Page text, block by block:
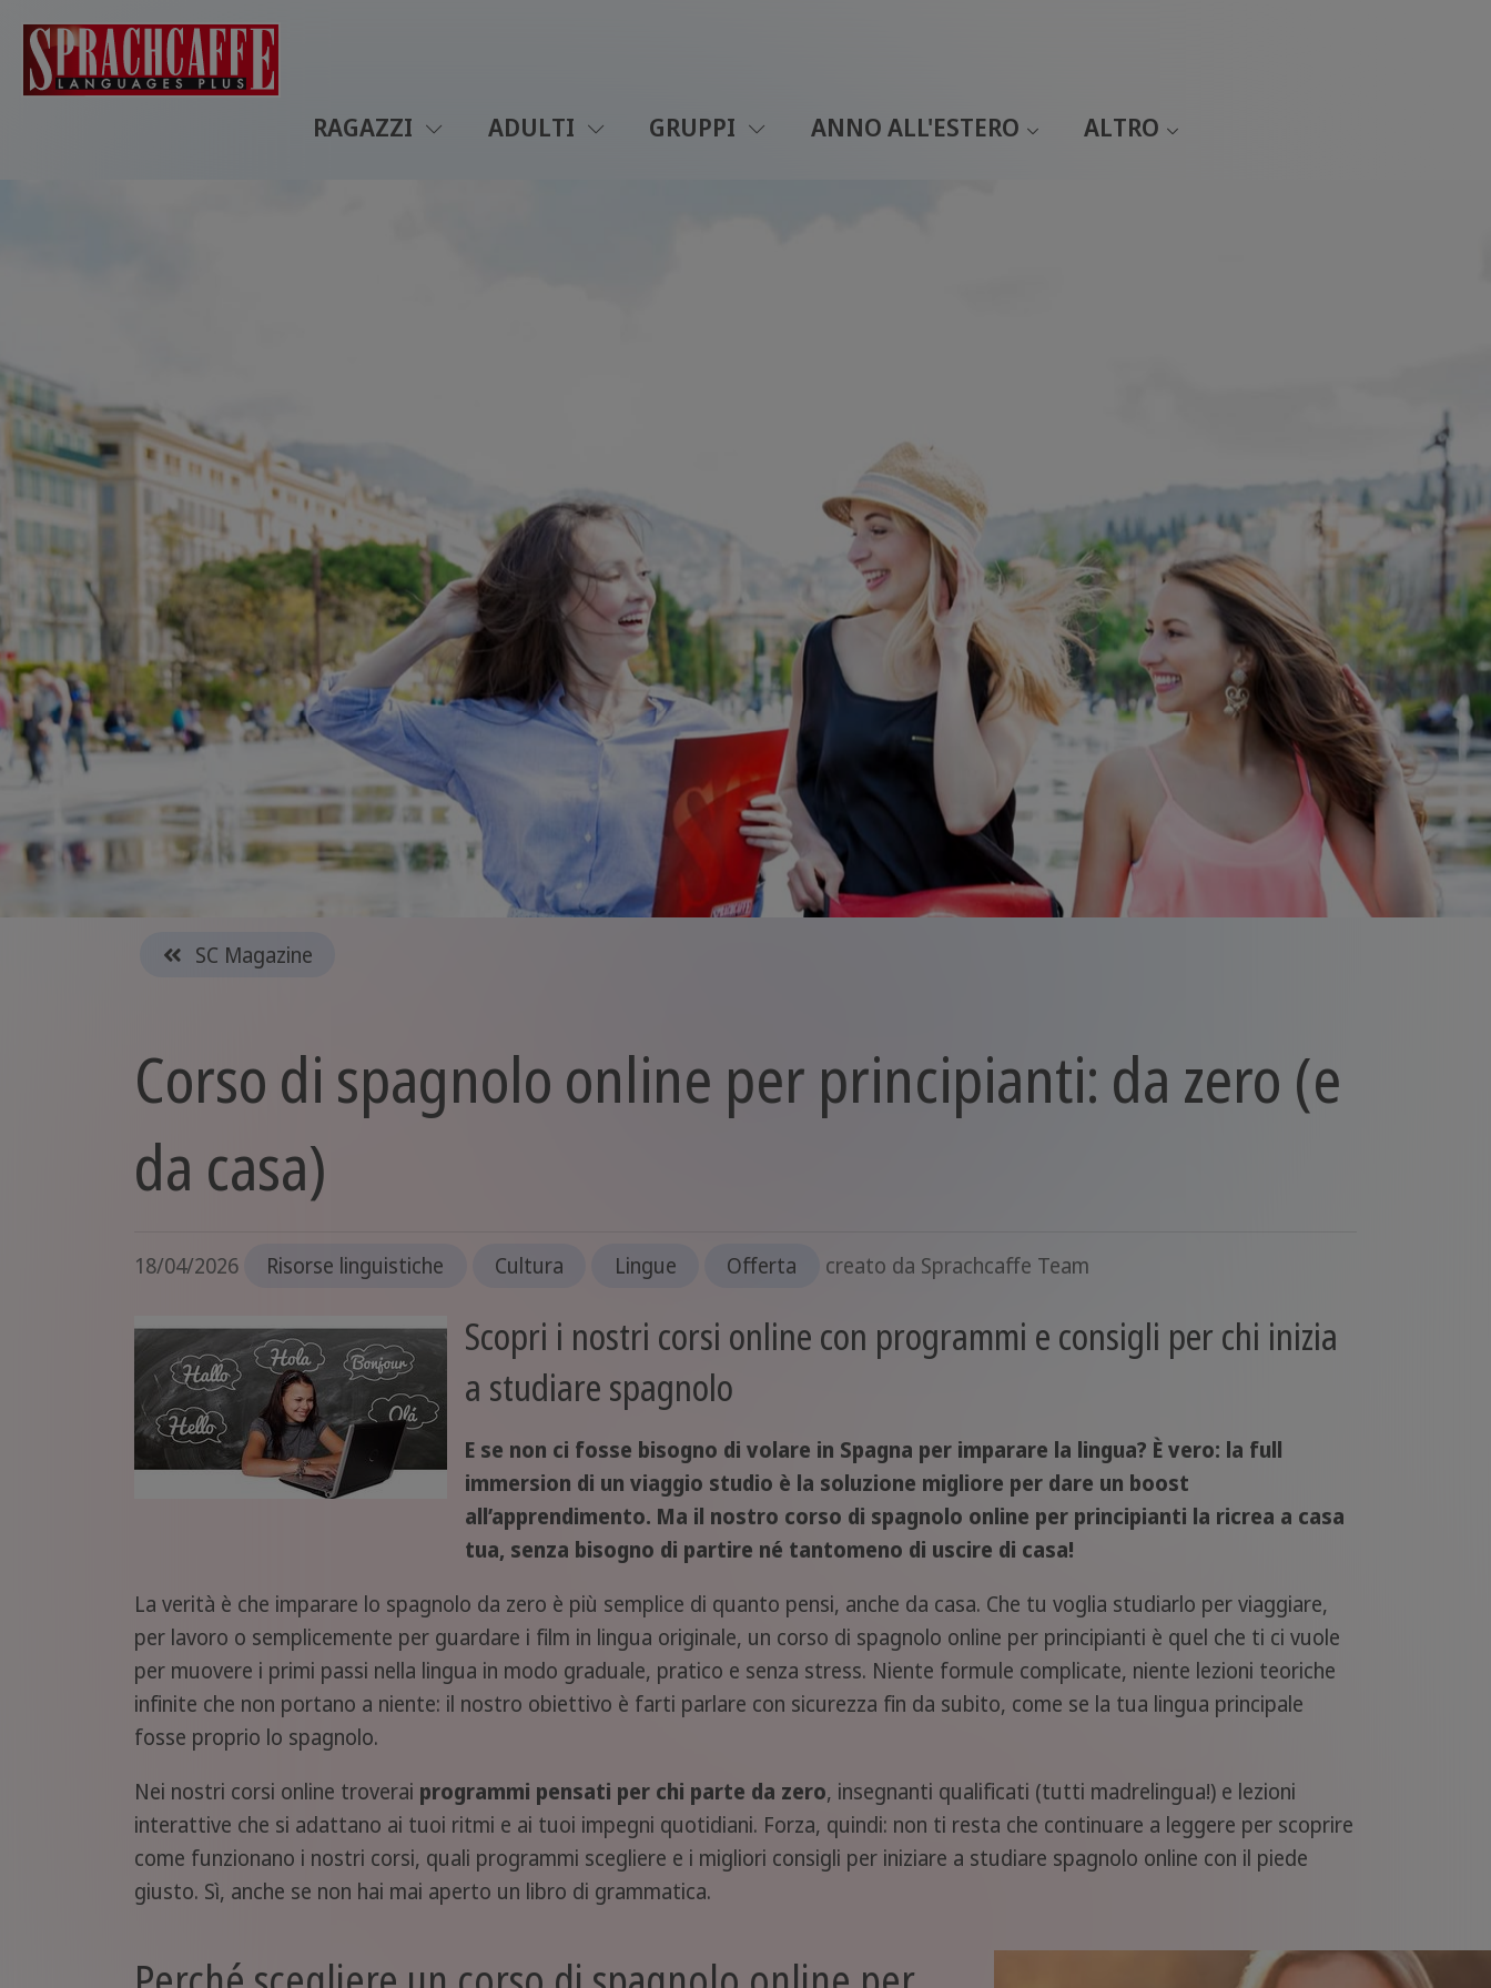
RAGAZZI ADULTI GRUPPI ANNO ALL'ESTERO ALTRO
SC Magazine
Corso di spagnolo online per principianti: da zero (e
da casa)
18/04/2026 Risorse linguistiche Cultura Lingue Offerta creato da Sprachcaffe Team
Scopri i nostri corsi online con programmi e consigli per chi inizia
a studiare spagnolo
E se non ci fosse bisogno di volare in Spagna per imparare la lingua? È vero: la full
immersion di un viaggio studio è la soluzione migliore per dare un boost
all’apprendimento. Ma il nostro corso di spagnolo online per principianti la ricrea a casa
tua, senza bisogno di partire né tantomeno di uscire di casa!
La verità è che imparare lo spagnolo da zero è più semplice di quanto pensi, anche da casa. Che tu voglia studiarlo per viaggiare,
per lavoro o semplicemente per guardare i film in lingua originale, un corso di spagnolo online per principianti è quel che ti ci vuole
per muovere i primi passi nella lingua in modo graduale, pratico e senza stress. Niente formule complicate, niente lezioni teoriche
infinite che non portano a niente: il nostro obiettivo è farti parlare con sicurezza fin da subito, come se la tua lingua principale
fosse proprio lo spagnolo.
Nei nostri corsi online troverai programmi pensati per chi parte da zero, insegnanti qualificati (tutti madrelingua!) e lezioni
interattive che si adattano ai tuoi ritmi e ai tuoi impegni quotidiani. Forza, quindi: non ti resta che continuare a leggere per scoprire
come funzionano i nostri corsi, quali programmi scegliere e i migliori consigli per iniziare a studiare spagnolo online con il piede
giusto. Sì, anche se non hai mai aperto un libro di grammatica.